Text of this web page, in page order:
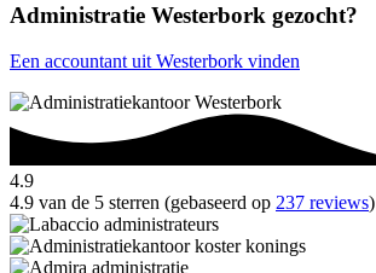
Administratie Westerbork gezocht?
Een accountant uit Westerbork vinden
4.9
4.9 van de 5 sterren (gebaseerd op 237 reviews)